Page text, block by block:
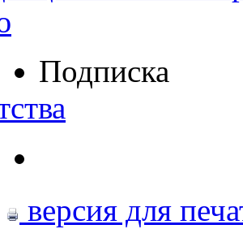
Подписка
версия для